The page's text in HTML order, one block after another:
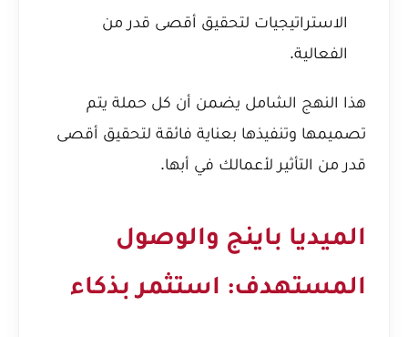
الاستراتيجيات لتحقيق أقصى قدر من
الفعالية.
هذا النهج الشامل يضمن أن كل حملة يتم
تصميمها وتنفيذها بعناية فائقة لتحقيق أقصى
قدر من التأثير لأعمالك في أبها.
الميديا باينج والوصول
المستهدف: استثمر بذكاء